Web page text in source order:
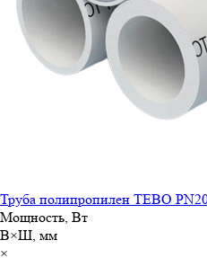
Труба полипропилен TEBO
Мощность, Вт
В×Ш, мм
×